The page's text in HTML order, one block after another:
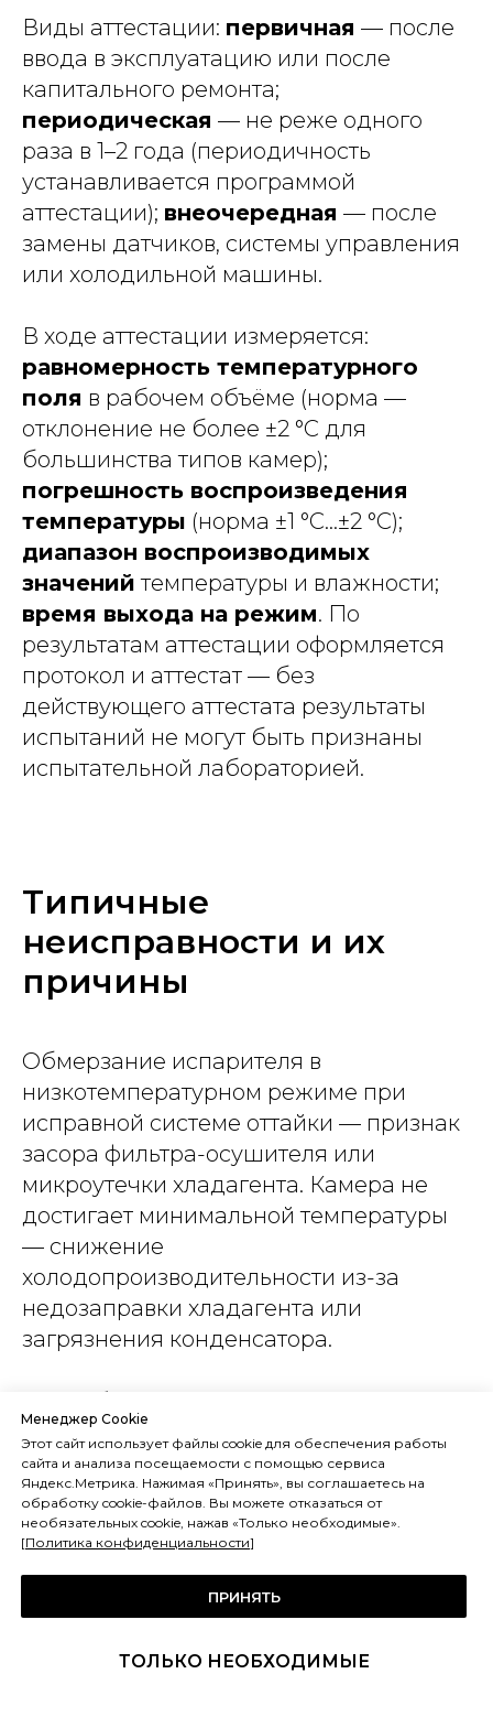
Виды аттестации: первичная — после
ввода в эксплуатацию или после
капитального ремонта;
периодическая — не реже одного
раза в 1–2 года (периодичность
устанавливается программой
аттестации); внеочередная — после
замены датчиков, системы управления
или холодильной машины.
В ходе аттестации измеряется:
равномерность температурного
поля в рабочем объёме (норма —
отклонение не более ±2 °C для
большинства типов камер);
погрешность воспроизведения
температуры (норма ±1 °C...±2 °C);
диапазон воспроизводимых
значений температуры и влажности;
время выхода на режим. По
результатам аттестации оформляется
протокол и аттестат — без
действующего аттестата результаты
испытаний не могут быть признаны
испытательной лабораторией.
Типичные
неисправности и их
причины
Обмерзание испарителя в
низкотемпературном режиме при
исправной системе оттайки — признак
засора фильтра-осушителя или
микроутечки хладагента. Камера не
достигает минимальной температуры
— снижение
холодопроизводительности из-за
недозаправки хладагента или
загрязнения конденсатора.
Нестабильная влажность
парогенератора, неисправность
соленоидного клапана или
повреждение датчика влажности.
Отклонение показаний температуры от
заданных — дрейф датчика Pt100,
Менеджер Cookie
Этот сайт использует файлы cookie для обеспечения работы
сайта и анализа посещаемости с помощью сервиса
Яндекс.Метрика. Нажимая «Принять», вы соглашаетесь на
обработку cookie-файлов. Вы можете отказаться от
необязательных cookie, нажав «Только необходимые».
[Политика конфиденциальности]
ПРИНЯТЬ
ТОЛЬКО НЕОБХОДИМЫЕ